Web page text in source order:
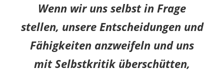
Wenn wir uns selbst in Frage
stellen, unsere Entscheidungen und
Fähigkeiten anzweifeln und uns
mit Selbstkritik überschütten,